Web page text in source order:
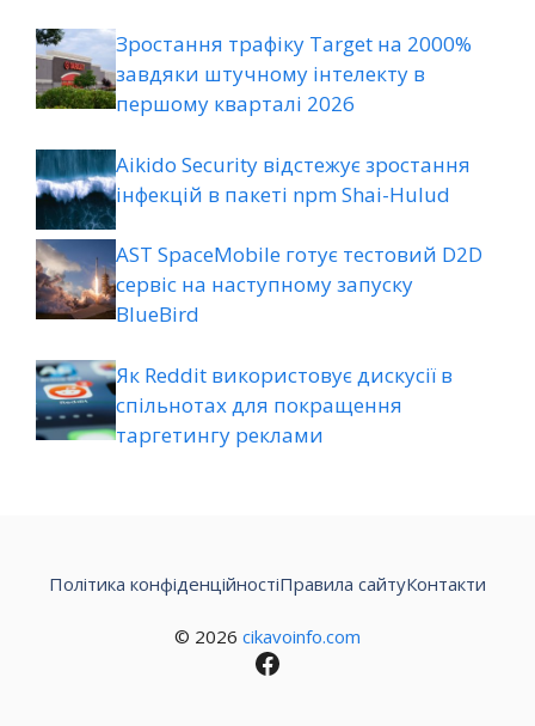
Зростання трафіку Target на 2000%
завдяки штучному інтелекту в
першому кварталі 2026
Aikido Security відстежує зростання
інфекцій в пакеті npm Shai-Hulud
AST SpaceMobile готує тестовий D2D
сервіс на наступному запуску
BlueBird
Як Reddit використовує дискусії в
спільнотах для покращення
таргетингу реклами
© 2026 cikavoinfo.com
Політика конфіденційностіПравила сайтуКонтакти
Facebook